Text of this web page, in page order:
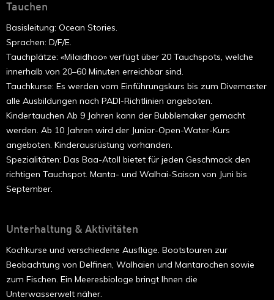
Tauchen
Basisleitung: Ocean Stories.
Sprachen: D/F/E.
Tauchplätze: «Milaidhoo» verfügt über 20 Tauchspots, welche
innerhalb von 20–60 Minuten erreichbar sind.
Tauchkurse: Es werden vom Einführungskurs bis zum Divemaster
alle Ausbildungen nach PADI-Richtlinien angeboten.
Kindertauchen Ab 9 Jahren kann der Bubblemaker gemacht
werden. Ab 10 Jahren wird der Junior-Open-Water-Kurs
angeboten. Kinderausrüstung vorhanden.
Spezialitäten: Das Baa-Atoll bietet für jeden Geschmack den
richtigen Tauchspot. Manta- und Walhai-Saison von Juni bis
September.
Unterhaltung & Aktivitäten
Kochkurse und verschiedene Ausflüge. Bootstouren zur
Beobachtung von Delfinen, Walhaien und Mantarochen sowie
zum Fischen. Ein Meeresbiologe bringt Ihnen die
Unterwasserwelt näher.